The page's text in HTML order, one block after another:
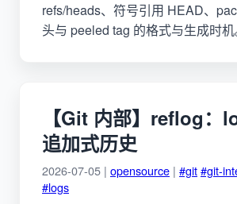
refs/heads、符号引用 HEAD、
头与 peeled tag 的格式与生成时机
【Git 内部】reflog：
追加式历史
2026-07-05 | opensource | #git#git-
#logs